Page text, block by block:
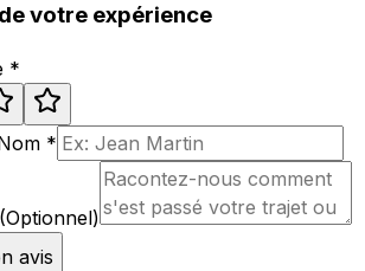
votre expérience
*
*
avis